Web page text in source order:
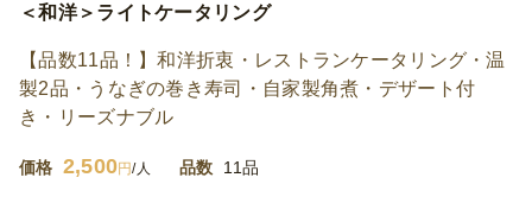
＜和洋＞ライトケータリング
【品数11品！】和洋折衷・レストランケータリング・温
製2品・うなぎの巻き寿司・自家製角煮・デザート付
き・リーズナブル
価格 2,500円/人 品数 11品